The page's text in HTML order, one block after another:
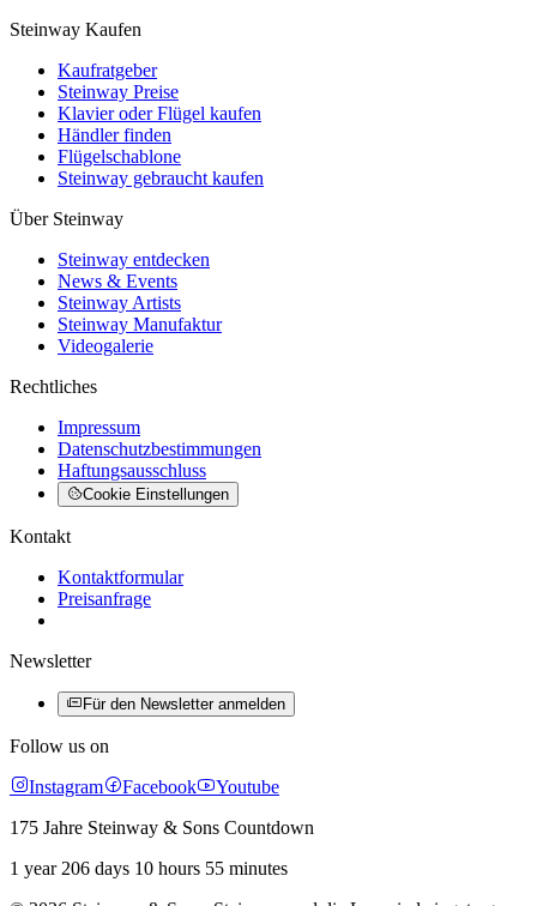
Steinway Kaufen
Kaufratgeber
Steinway Preise
Klavier oder Flügel kaufen
Händler finden
Flügelschablone
Steinway gebraucht kaufen
Über Steinway
Steinway entdecken
News & Events
Steinway Artists
Steinway Manufaktur
Videogalerie
Rechtliches
Impressum
Datenschutzbestimmungen
Haftungsausschluss
Cookie Einstellungen
Kontakt
Kontaktformular
Preisanfrage
Newsletter
Für den Newsletter anmelden
Follow us on
Instagram
Facebook
Youtube
175 Jahre Steinway & Sons Countdown
1 year 206 days 10 hours 55 minutes